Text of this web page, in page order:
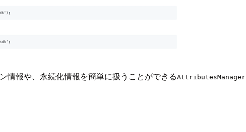
情報や、永続化情報を簡単に扱うことができるAttributesManager